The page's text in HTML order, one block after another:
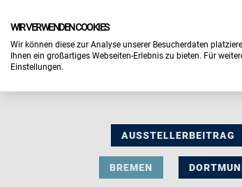
AUSSTELLERBEITRAG
BREMEN
WIR VERWENDEN COOKIES
Wir können diese zur Analyse unserer Besucherdaten
Ihnen ein großartiges Webseiten-Erlebnis zu bieten. Für
Einstellungen.